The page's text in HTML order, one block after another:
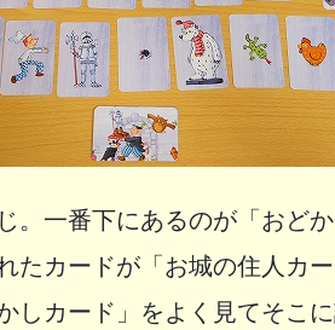
。一番下にあるのが「おど
たカードが「お城の住人カ
しカード」をよく見てそこ